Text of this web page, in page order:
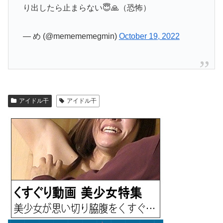
り出したら止まらない😇🙏（恐怖）
— め (@memememegmin) October 19, 2022
アイドル干 アイドル干